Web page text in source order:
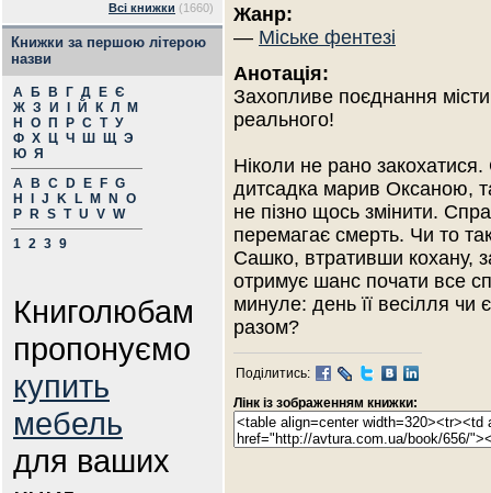
Всі книжки (1660)
Книжки за першою літерою
назви
А Б В Г Д Е Є
Ж З И Й К Л
М
Н
О П Р С Т У
Ф Х Ц Ч Ш Щ Э
Ю Я
A
B C D E F G
H
J K L M N
O
P
R S T U V W
1 2 3 9
Книголюбам
пропонуємо
купить
мебель
для ваших
Жанр:
— Міське фентезі
Анотація:
Захопливе поєднання
реального!
Ніколи не рано
дитсадка марив Оксаною,
не пізно щось змінити.
перемагає смерть. Чи то
Сашко, втративши кохану,
отримує шанс почати все
минуле: день її весілля чи
разом?
Поділитись:
Лінк із зображенням книжки: